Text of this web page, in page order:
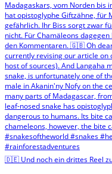
🇩🇪 Und noch ein drittes Reel